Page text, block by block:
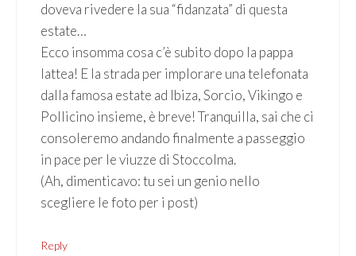
doveva rivedere la sua “fidanzata” di questa
estate…
Ecco insomma cosa c’è subito dopo la pappa
lattea! E la strada per implorare una telefonata
dalla famosa estate ad Ibiza, Sorcio, Vikingo e
Pollicino insieme, è breve! Tranquilla, sai che ci
consoleremo andando finalmente a passeggio
in pace per le viuzze di Stoccolma.
(Ah, dimenticavo: tu sei un genio nello
scegliere le foto per i post)
Reply